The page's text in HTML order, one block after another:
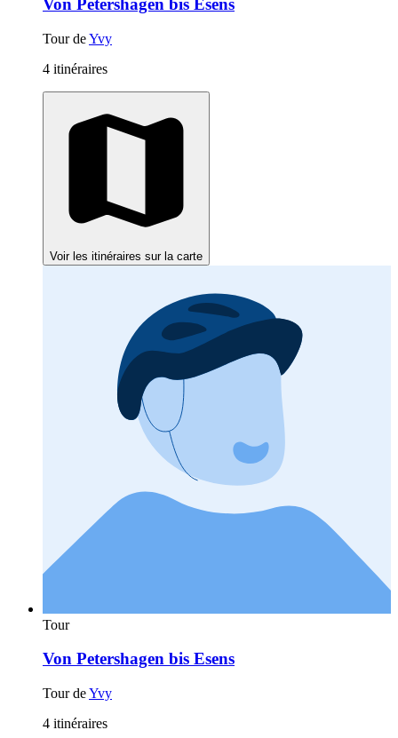
Von Petershagen bis Esens
Tour deYvy
4 itinéraires
Voir les itinéraires sur la carte
Tour
Von Petershagen bis Esens
Tour deYvy
4 itinéraires